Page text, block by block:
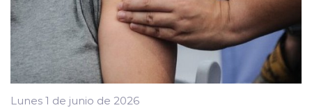
Lunes 1 de junio de 2026